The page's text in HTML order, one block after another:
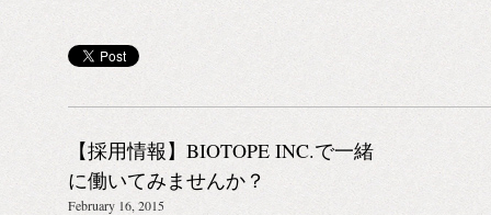
【採用情報】BIOTOPE INC.で一緒
に働いてみませんか？
February 16, 2015